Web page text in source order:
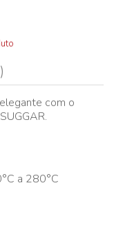
com o
a 280°C